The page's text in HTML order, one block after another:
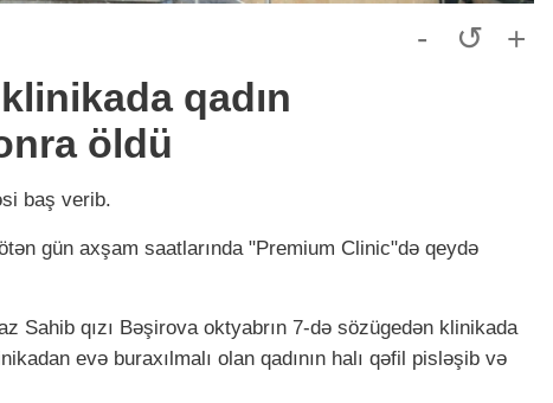
- ↺ +
qadın
öldü
baş verib.
gün axşam saatlarında "Premium Clinic"də qeydə
Sahib qızı Bəşirova oktyabrın 7-də sözügedən klinikada
evə buraxılmalı olan qadının halı qəfil pisləşib və